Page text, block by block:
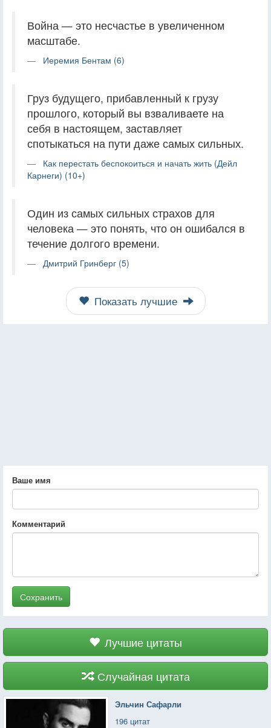
Война — это несчастье в увеличенном
масштабе.
Иеремия Бентам (6)
Груз будущего, прибавленный к грузу
прошлого, который вы взваливаете на
себя в настоящем, заставляет
спотыкаться на пути даже самых сильных.
Как перестать беспокоиться и начать жить (Дейл
Карнеги) (10+)
Один из самых сильных страхов для
человека — это понять, что он ошибался в
течение долгого времени.
Дмитрий Гринберг (5)
Показать лучшие
Ваше имя
Комментарий
Сохранить
Лучшие цитаты
Случайная цитата
Эльчин Сафарли
196 цитат